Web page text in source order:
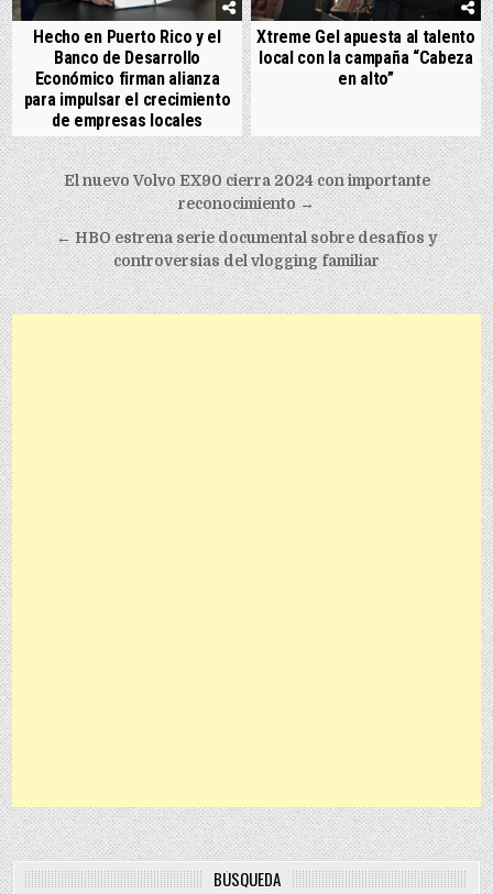
Hecho en Puerto Rico y el
Banco de Desarrollo
Económico firman alianza
para impulsar el crecimiento
de empresas locales
Xtreme Gel apuesta al talento
local con la campaña “Cabeza
en alto”
Post navigation
El nuevo Volvo EX90 cierra 2024 con importante
reconocimiento →
← HBO estrena serie documental sobre desafíos y
controversias del vlogging familiar
BÚSQUEDA